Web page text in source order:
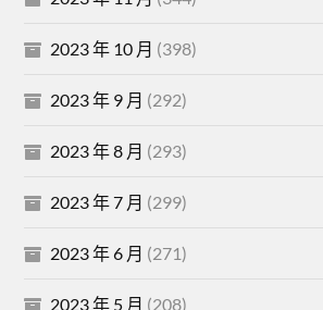
2023 年 10 月 (398)
2023 年 9 月 (292)
2023 年 8 月 (293)
2023 年 7 月 (299)
2023 年 6 月 (271)
2023 年 5 月 (208)